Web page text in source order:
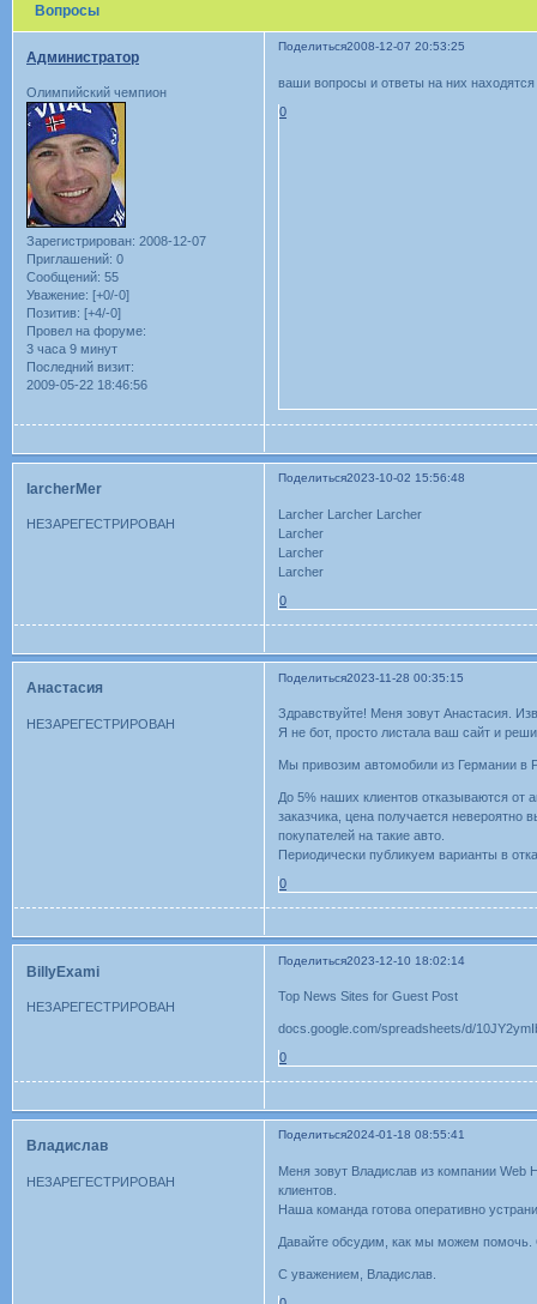
Вопросы
Поделиться2008-12-07 20:53:25
Администратор
Олимпийский чемпион
Зарегистрирован: 2008-12-07
Приглашений: 0
Сообщений: 55
Уважение: [+0/-0]
Позитив: [+4/-0]
Провел на форуме:
3 часа 9 минут
Последний визит:
2009-05-22 18:46:56
ваши вопросы и ответы на них находятся
0
Поделиться2023-10-02 15:56:48
larcherMer
НЕЗАРЕГЕСТРИРОВАН
Larcher Larcher Larcher
Larcher
Larcher
Larcher
0
Поделиться2023-11-28 00:35:15
Анастасия
НЕЗАРЕГЕСТРИРОВАН
Здравствуйте! Меня зовут Анастасия.
Я не бот, просто листала ваш сайт и
Мы привозим автомобили из Германии
До 5% наших клиентов отказываются от
заказчика, цена получается
покупателей на такие авто.
Периодически публикуем варианты в
0
Поделиться2023-12-10 18:02:14
BillyExami
НЕЗАРЕГЕСТРИРОВАН
Top News Sites for Guest Post
docs.google.com/spreadsheets/d/
0
Поделиться2024-01-18 08:55:41
Владислав
НЕЗАРЕГЕСТРИРОВАН
Меня зовут Владислав из компании Web
клиентов.
Наша команда готова оперативно
Давайте обсудим, как мы можем помочь.
С уважением, Владислав.